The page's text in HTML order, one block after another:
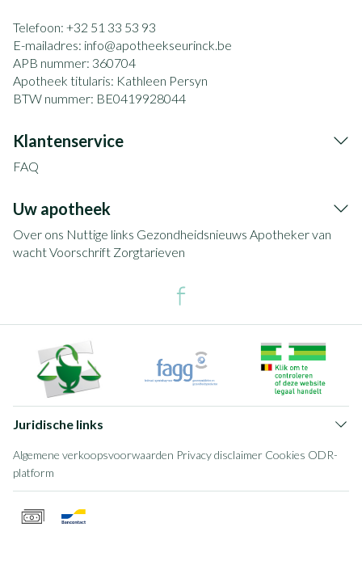
Telefoon: +32 51 33 53 93
E-mailadres: info@apotheekseurinck.be
APB nummer: 360704
Apotheek titularis: Kathleen Persyn
BTW nummer: BE0419928044
Klantenservice
FAQ
Uw apotheek
Over ons Nuttige links Gezondheidsnieuws Apotheker van
wachtVoorschrift Zorgtarieven
Juridische links
Algemene verkoopsvoorwaarden Privacy disclaimer Cookies ODR-
platform